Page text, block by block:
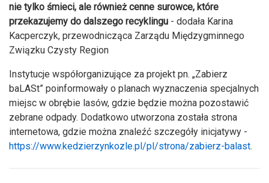
nie tylko śmieci, ale również cenne surowce, które
przekazujemy do dalszego recyklingu - dodała Karina
Kacperczyk, przewodnicząca Zarządu Międzygminnego
Związku Czysty Region
Instytucje współorganizujące za projekt pn. „Zabierz
baLASt” poinformowały o planach wyznaczenia specjalnych
miejsc w obrębie lasów, gdzie będzie można pozostawić
zebrane odpady. Dodatkowo utworzona została strona
internetowa, gdzie można znaleźć szczegóły inicjatywy -
https://www.kedzierzynkozle.pl/pl/strona/zabierz-balast.